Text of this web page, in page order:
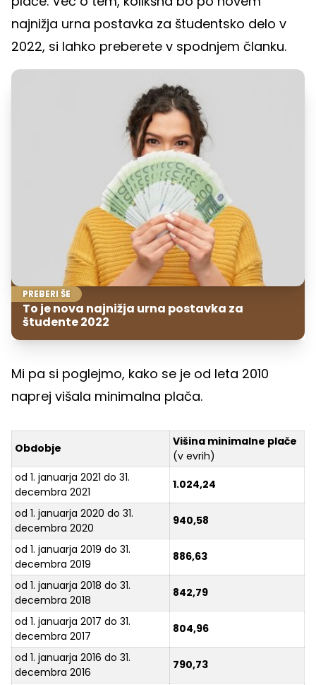
najnižja urna postavka za študentsko delo v
2022, si lahko preberete v spodnjem članku.
PREBERI ŠE
To je nova najnižja urna postavka za
študente 2022
Mi pa si poglejmo, kako se je od leta 2010
naprej višala minimalna plača.
Obdobje
Višina minimalne plače
(v evrih)
od 1. januarja 2021 do 31.
decembra 2021
1.024,24
od 1. januarja 2020 do 31.
decembra 2020
940,58
od 1. januarja 2019 do 31.
decembra 2019
886,63
od 1. januarja 2018 do 31.
decembra 2018
842,79
od 1. januarja 2017 do 31.
decembra 2017
804,96
od 1. januarja 2016 do 31.
decembra 2016
790,73